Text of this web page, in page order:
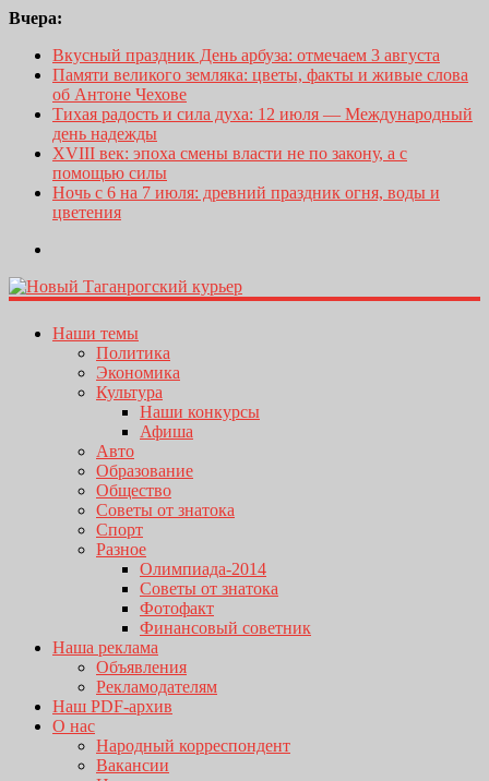
Вчера:
Вкусный праздник День арбуза: отмечаем 3 августа
Памяти великого земляка: цветы, факты и живые слова
об Антоне Чехове
Тихая радость и сила духа: 12 июля — Международный
день надежды
XVIII век: эпоха смены власти не по закону, а с
помощью силы
Ночь с 6 на 7 июля: древний праздник огня, воды и
цветения
Наши темы
Политика
Экономика
Культура
Наши конкурсы
Афиша
Авто
Образование
Общество
Советы от знатока
Спорт
Разное
Олимпиада-2014
Советы от знатока
Фотофакт
Финансовый советник
Наша реклама
Объявления
Рекламодателям
Наш PDF-архив
О нас
Народный корреспондент
Вакансии